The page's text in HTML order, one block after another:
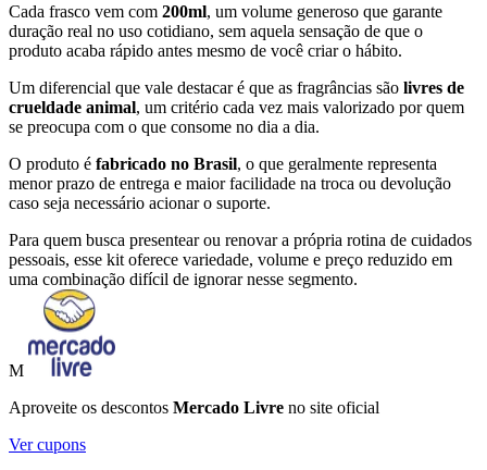
Cada frasco vem com 200ml, um volume generoso que garante
duração real no uso cotidiano, sem aquela sensação de que o
produto acaba rápido antes mesmo de você criar o hábito.
Um diferencial que vale destacar é que as fragrâncias são livres de
crueldade animal, um critério cada vez mais valorizado por quem
se preocupa com o que consome no dia a dia.
O produto é fabricado no Brasil, o que geralmente representa
menor prazo de entrega e maior facilidade na troca ou devolução
caso seja necessário acionar o suporte.
Para quem busca presentear ou renovar a própria rotina de cuidados
pessoais, esse kit oferece variedade, volume e preço reduzido em
uma combinação difícil de ignorar nesse segmento.
M
Aproveite os descontos Mercado Livre no site oficial
Ver cupons